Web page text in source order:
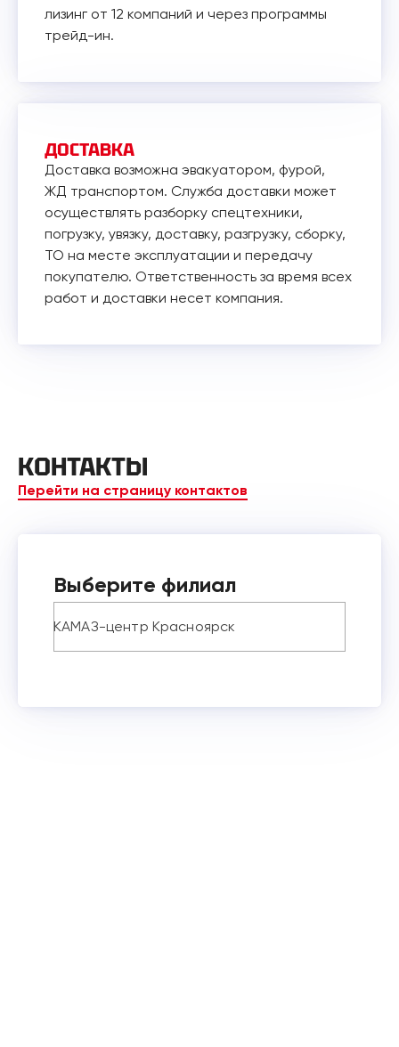
лизинг от 12 компаний и через программы
трейд-ин.
ДОСТАВКА
Доставка возможна эвакуатором, фурой,
ЖД транспортом. Служба доставки может
осуществлять разборку спецтехники,
погрузку, увязку, доставку, разгрузку, сборку,
ТО на месте эксплуатации и передачу
покупателю. Ответственность за время всех
работ и доставки несет компания.
КОНТАКТЫ
Перейти на страницу контактов
Выберите филиал
КАМАЗ-центр Красноярск